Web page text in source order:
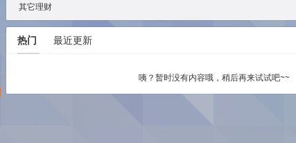
其它理财
热门 最近更新
咦？暂时没有内容哦，稍后再来试试吧~~